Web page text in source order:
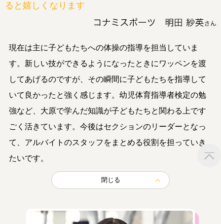
ると嬉しくなります
現在は主に子どもたちへの体操の指導を担当していま
す。新しい技ができるようになったときにワッペンを渡
してあげるのですが、その瞬間に子どもたちを指導して
いて良かったと強く感じます。幼児体育指導者検定の勉
強など、大原で学んだ知識が子どもたちと関わる上です
ごく活きています。今後はセクションのリーダーとなっ
て、アルバイトのスタッフをまとめる役割を担っていき
たいです。
閉じる